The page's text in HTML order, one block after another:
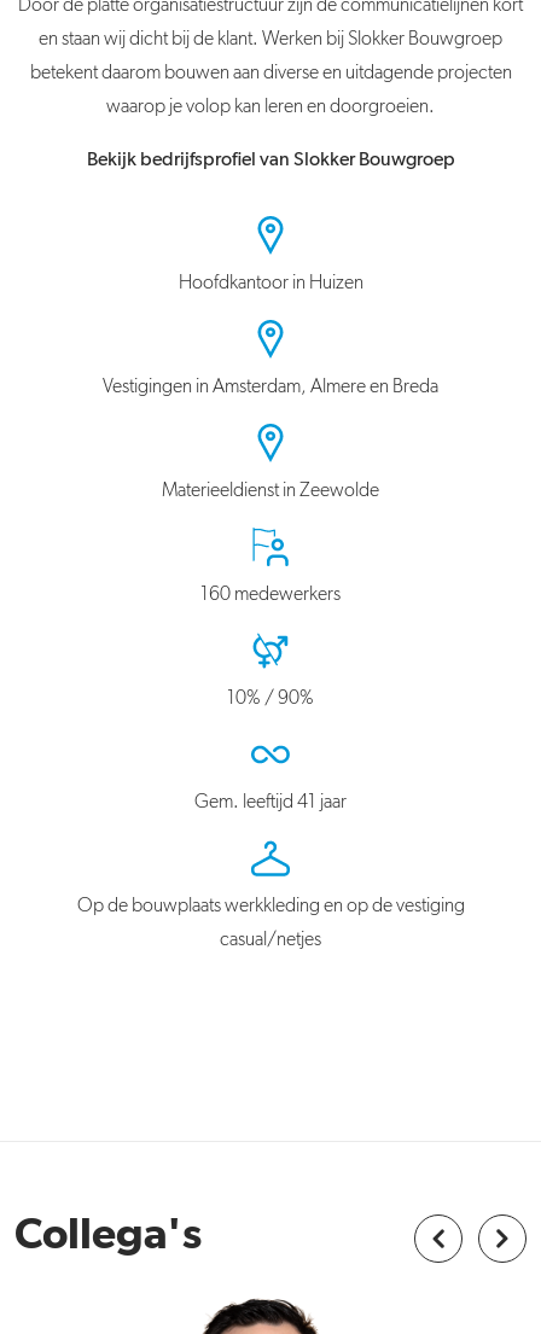
Door de platte organisatiestructuur zijn de communicatielijnen kort
en staan wij dicht bij de klant. Werken bij Slokker Bouwgroep
betekent daarom bouwen aan diverse en uitdagende projecten
waarop je volop kan leren en doorgroeien.
Bekijk bedrijfsprofiel van Slokker Bouwgroep
Hoofdkantoor in Huizen
Vestigingen in Amsterdam, Almere en Breda
Materieeldienst in Zeewolde
160 medewerkers
10% / 90%
Gem. leeftijd 41 jaar
Op de bouwplaats werkkleding en op de vestiging
casual/netjes
Collega's